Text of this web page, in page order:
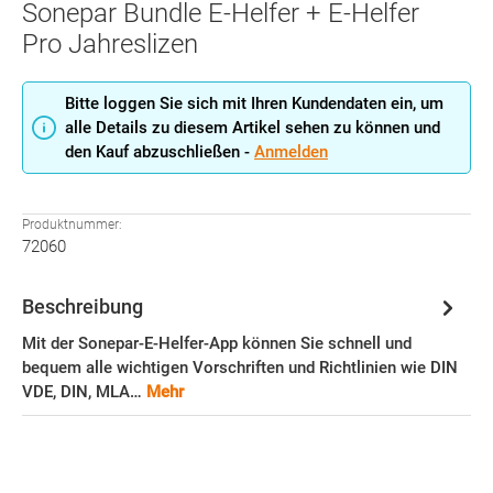
Sonepar Bundle E-Helfer + E-Helfer
Pro Jahreslizen
Bitte loggen Sie sich mit Ihren Kundendaten ein, um
alle Details zu diesem Artikel sehen zu können und
den Kauf abzuschließen - Anmelden
Produktnummer:
72060
Beschreibung
Mit der Sonepar-E-Helfer-App können Sie schnell und
bequem alle wichtigen Vorschriften und Richtlinien wie DIN
VDE, DIN, MLA… Mehr